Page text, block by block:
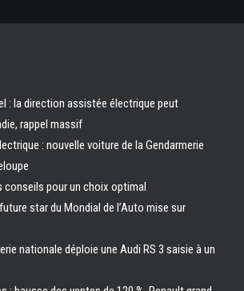
: la direction assistée électrique peut
rappel massif
: nouvelle voiture de la Gendarmerie
pour un choix optimal
star du Mondial de l’Auto mise sur
nationale déploie une Audi RS 3 saisie à un